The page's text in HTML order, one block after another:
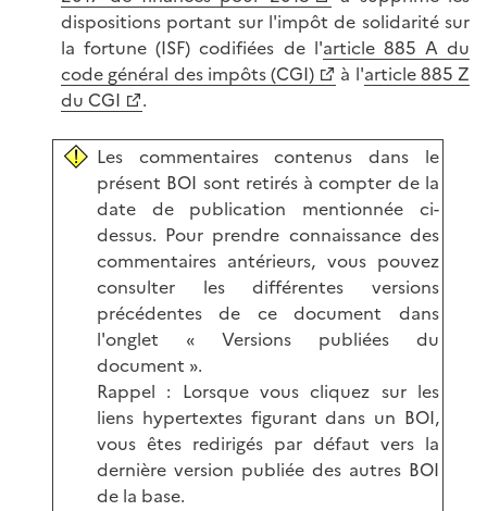
dispositions portant sur l'impôt de solidarité sur
la fortune (ISF) codifiées de l'article 885 A du
code général des impôts (CGI)
à l'article 885 Z
du CGI
.
Les commentaires contenus dans le
présent BOI sont retirés à compter de la
date de publication mentionnée ci-
dessus. Pour prendre connaissance des
commentaires antérieurs, vous pouvez
consulter les différentes versions
précédentes de ce document dans
l'onglet « Versions publiées du
document ».
Rappel : Lorsque vous cliquez sur les
liens hypertextes figurant dans un BOI,
vous êtes redirigés par défaut vers la
dernière version publiée des autres BOI
de la base.